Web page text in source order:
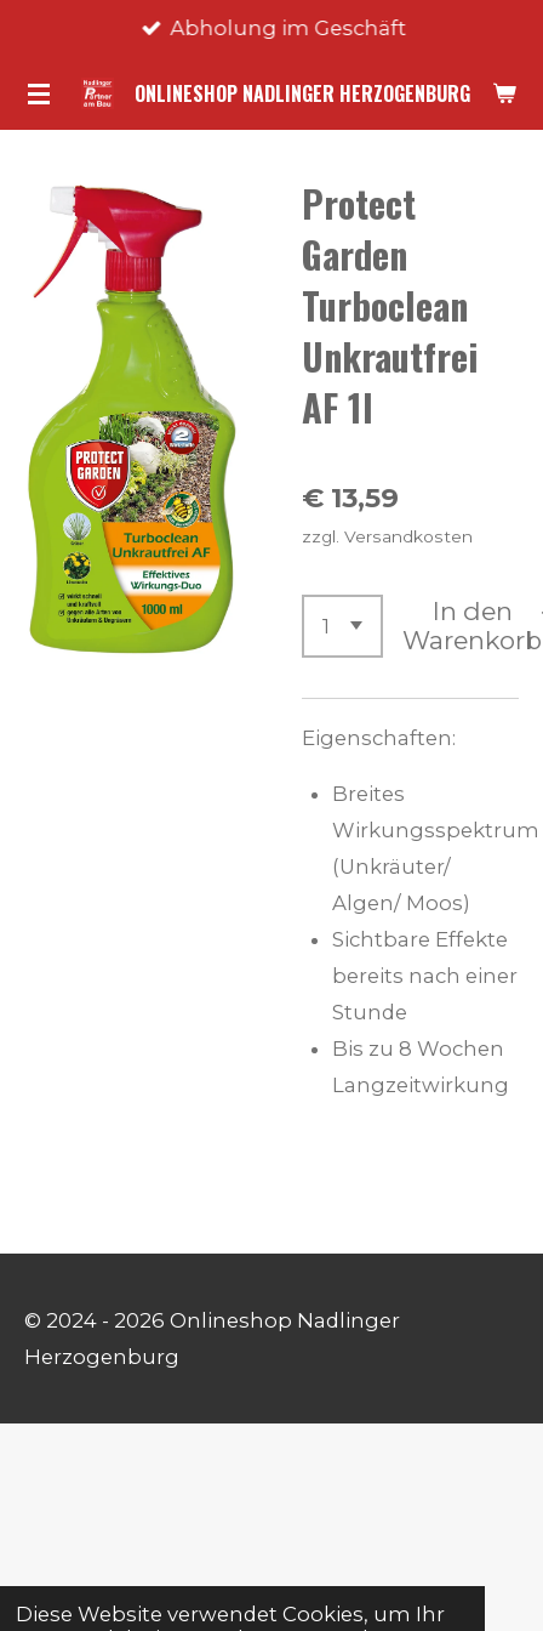
Diese Website verwendet Cookies, um Ihr
springen
ONLINESHOP NADLINGER HERZOGENBURG
Abholung im Geschäft
Protect
Garden
Turboclean
Unkrautfrei
AF 1l
€ 13,59
zzgl. Versandkosten
In den
Warenkorb
Eigenschaften:
Breites
Wirkungsspektrum
(Unkräuter/
Algen/ Moos)
Sichtbare Effekte
bereits nach einer
Stunde
Bis zu 8 Wochen
Langzeitwirkung
© 2024 - 2026 Onlineshop Nadlinger
Herzogenburg